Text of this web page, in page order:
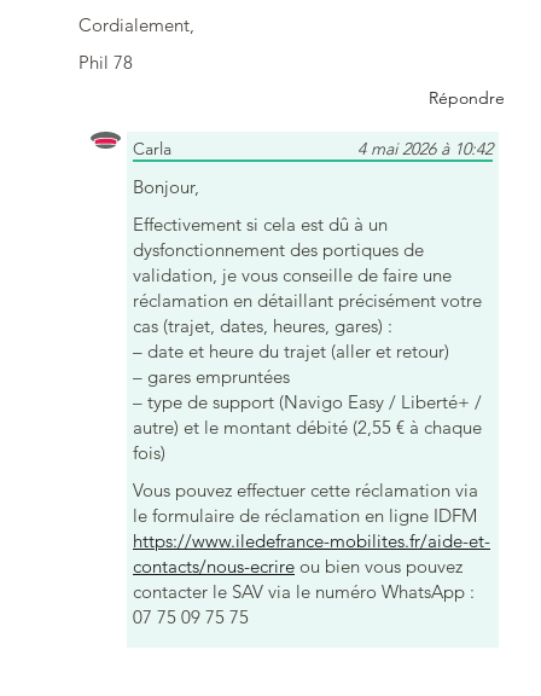
Cordialement,
Phil 78
Répondre
Carla 4 mai 2026 à 10:42
Bonjour,
Effectivement si cela est dû à un
dysfonctionnement des portiques de
validation, je vous conseille de faire une
réclamation en détaillant précisément votre
cas (trajet, dates, heures, gares) :
– date et heure du trajet (aller et retour)
– gares empruntées
– type de support (Navigo Easy / Liberté+ /
autre) et le montant débité (2,55 € à chaque
fois)
Vous pouvez effectuer cette réclamation via
le formulaire de réclamation en ligne IDFM
https://www.iledefrance-mobilites.fr/aide-et-
contacts/nous-ecrire ou bien vous pouvez
contacter le SAV via le numéro WhatsApp :
07 75 09 75 75